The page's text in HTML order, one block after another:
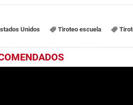
Unidos Tiroteo escuela